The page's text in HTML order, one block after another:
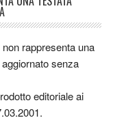
rappresenta una
senza
editoriale ai